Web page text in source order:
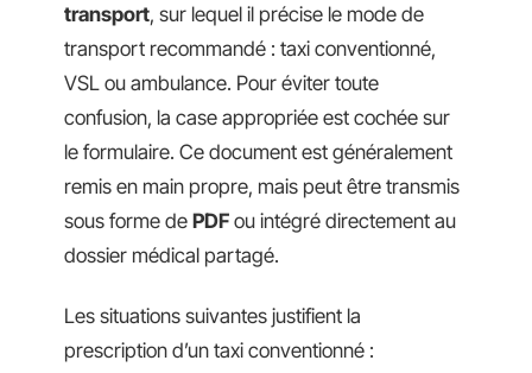
transport, sur lequel il précise le mode de
transport recommandé : taxi conventionné,
VSL ou ambulance. Pour éviter toute
confusion, la case appropriée est cochée sur
le formulaire. Ce document est généralement
remis en main propre, mais peut être transmis
sous forme de PDF ou intégré directement au
dossier médical partagé.
Les situations suivantes justifient la
prescription d’un taxi conventionné :